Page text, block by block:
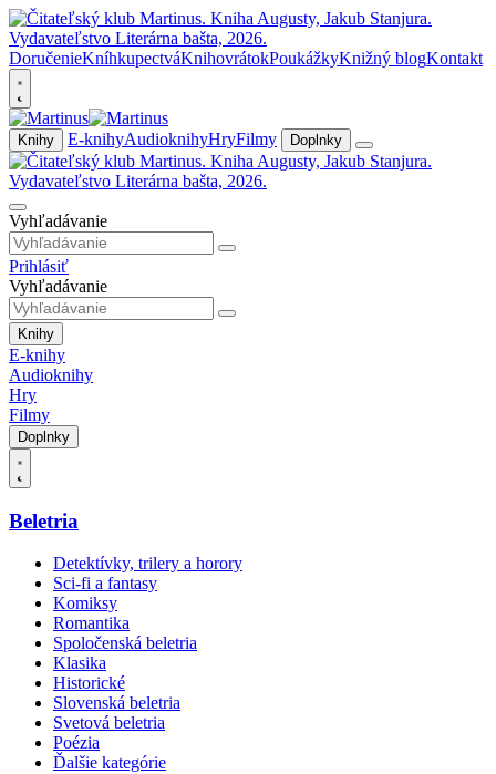
DoručenieKníhkupectváKnihovrátokPoukážkyKnižný blogKontakt
Knihy E-knihyAudioknihyHryFilmy Doplnky
Vyhľadávanie
Prihlásiť
Vyhľadávanie
Knihy
E-knihy
Audioknihy
Hry
Filmy
Doplnky
Beletria
Detektívky, trilery a horory
Sci-fi a fantasy
Komiksy
Romantika
Spoločenská beletria
Klasika
Historické
Slovenská beletria
Svetová beletria
Poézia
Ďalšie kategórie